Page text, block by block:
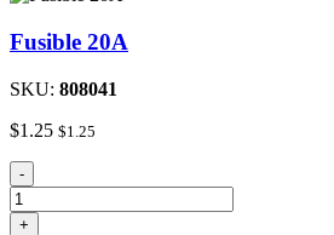
Fusible 20A
SKU: 808041
$1.25 $1.25
Fusible
20A
cantidad
-
+